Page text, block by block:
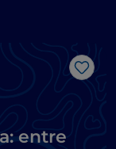
Me
entre